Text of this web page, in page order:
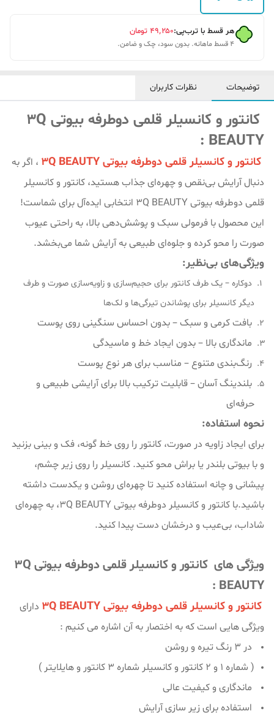
هر قسط با ترب‌پی:۴۹٬۲۵۰ تومان
۴ قسط ماهانه. بدون سود، چک و ضامن.
توضیحات نظرات کاربران
کانتور و کانسیلر قلمی دوطرفه بیوتی 3Q
BEAUTY :
کانتور و کانسیلر قلمی دوطرفه بیوتی 3Q BEAUTY ، اگر به
دنبال آرایش بی‌نقص و چهره‌ای جذاب هستید، کانتور و کانسیلر
قلمی دوطرفه بیوتی 3Q BEAUTY انتخابی ایده‌آل برای شماست!
این محصول با فرمولی سبک و پوشش‌دهی بالا، به راحتی عیوب
صورت را محو کرده و جلوه‌ای طبیعی به آرایش شما می‌بخشد.
ویژگی‌های بی‌نظیر:
دوکاره – یک طرف کانتور برای حجیم‌سازی و زاویه‌سازی صورت و طرف
دیگر کانسیلر برای پوشاندن تیرگی‌ها و لک‌ها
بافت کرمی و سبک – بدون احساس سنگینی روی پوست
ماندگاری بالا – بدون ایجاد خط و ماسیدگی
رنگ‌بندی متنوع – مناسب برای هر نوع پوست
بلندینگ آسان – قابلیت ترکیب بالا برای آرایشی طبیعی و
حرفه‌ای
نحوه استفاده:
برای ایجاد زاویه در صورت، کانتور را روی خط گونه، فک و بینی بزنید
و با بیوتی بلندر یا براش محو کنید. کانسیلر را روی زیر چشم،
پیشانی و چانه استفاده کنید تا چهره‌ای روشن و یکدست داشته
باشید.با کانتور و کانسیلر دوطرفه بیوتی 3Q BEAUTY، به چهره‌ای
شاداب، بی‌عیب و درخشان دست پیدا کنید.
ویژگی های کانتور و کانسیلر قلمی دوطرفه بیوتی 3Q
BEAUTY :
کانتور و کانسیلر قلمی دوطرفه بیوتی 3Q BEAUTY
دارای
ویژگی هایی است که به اختصار به آن اشاره می کنیم :
در 3 رنگ تیره و روشن
( شماره ۱ و ۲ کانتور و کانسیلر شماره ۳ کانتور و هایلایتر )
ماندگاری و کیفیت عالی
استفاده برای زیر سازی آرایش